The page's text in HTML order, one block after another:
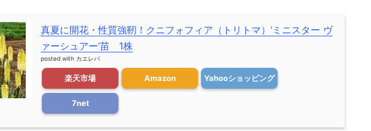
真夏に開花・性質強靭！クニフォフィア（トリトマ）‘ミニスター ヴ
ァーシュアー’苗 1株
posted with カエレバ
楽天市場 Amazon Yahooショッピング
7net